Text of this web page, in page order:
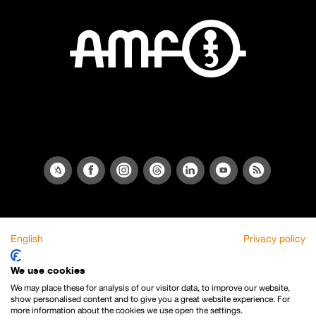
English Privacy policy
We use cookies
We may place these for analysis of our visitor data, to improve our website,
show personalised content and to give you a great website experience. For
more information about the cookies we use open the settings.